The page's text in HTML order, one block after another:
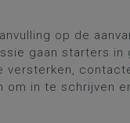
op de
gaan starters in
versterken,
in te schrijven